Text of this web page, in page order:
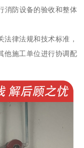
消防设备的验收和整体
律法规和技术标准，
他施工单位进行协调配